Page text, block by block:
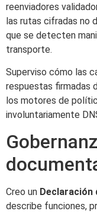
reenviadores
las rutas cifradas no
que se detecten
transporte.
Superviso cómo las
respuestas firmadas
los motores de
involuntariamente
Creo un Declaración
describe funciones,